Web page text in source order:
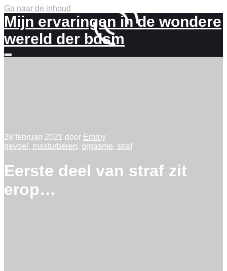
Ga naar de inhoud
Mijn ervaringen in de wondere
wereld der bdsm
Meer
28 februari 2021 door Emmy
gevoel , masturberen, orgasme, straf
Eerste deel van straf zit
erop…